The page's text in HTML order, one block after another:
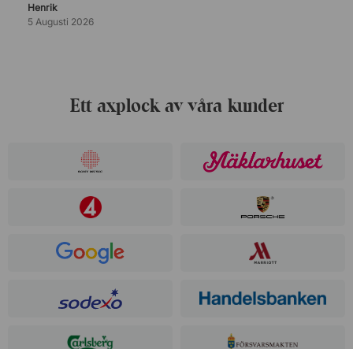
Henrik
5 Augusti 2026
Ett axplock av våra kunder